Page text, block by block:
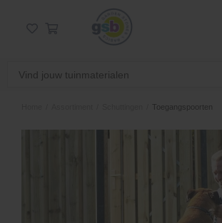
Toegangspoorten